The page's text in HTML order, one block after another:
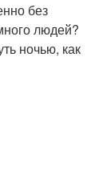
без
людей?
ночью, как